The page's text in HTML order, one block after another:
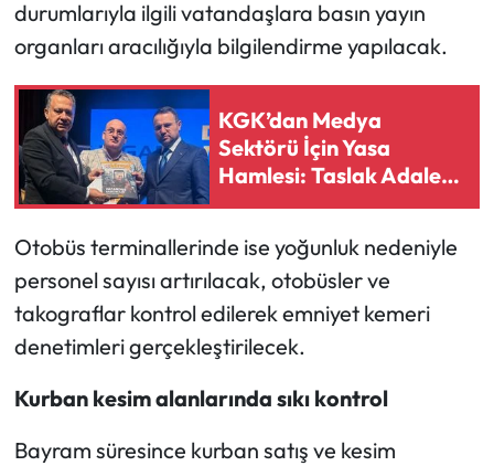
durumlarıyla ilgili vatandaşlara basın yayın
organları aracılığıyla bilgilendirme yapılacak.
KGK’dan Medya
Sektörü İçin Yasa
Hamlesi: Taslak Adalet
Bakanı’na İletildi
Otobüs terminallerinde ise yoğunluk nedeniyle
personel sayısı artırılacak, otobüsler ve
takograflar kontrol edilerek emniyet kemeri
denetimleri gerçekleştirilecek.
Kurban kesim alanlarında sıkı kontrol
Bayram süresince kurban satış ve kesim
Otomotiv
Resmi İlan
Resmi Reklam
Sağlık
Siyaset
Spor